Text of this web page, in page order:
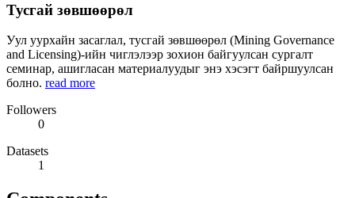
Тусгай зөвшөөрөл
Уул уурхайн засаглал, тусгай зөвшөөрөл (Mining Governance
and Licensing)-ийн чиглэлээр зохион байгуулсан сургалт
семинар, ашигласан материалуудыг энэ хэсэгт байршуулсан
болно. read more
Followers
0
Datasets
1